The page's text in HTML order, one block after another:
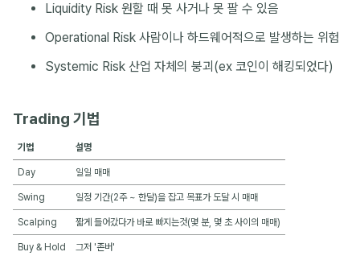
Liquidity Risk 원할 때 못 사거나 못 팔 수 있음
Operational Risk 사람이나 하드웨어적으로 발생하는 위험
Systemic Risk 산업 자체의 붕괴(ex 코인이 해킹되었다)
Trading 기법
기법 설명
Day 일일 매매
Swing 일정 기간(2주 ~ 한달)을 잡고 목표가 도달 시 매매
Scalping 짧게 들어갔다가 바로 빠지는것(몇 분, 몇 초 사이의 매매)
Buy & Hold 그저 '존버'